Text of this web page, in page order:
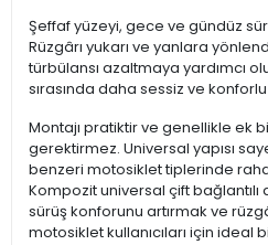
Şeffaf yüzeyi, gece ve gündüz
Rüzgârı yukarı ve yanlara
türbülansı azaltmaya yardımcı
sırasında daha sessiz ve
Montajı pratiktir ve genellikle ek
gerektirmez. Universal yapısı
benzeri motosiklet tiplerinde
Kompozit universal çift
sürüş konforunu artırmak ve
motosiklet kullanıcıları için ideal